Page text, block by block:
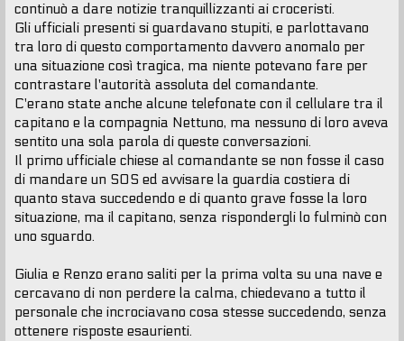
continuò a dare notizie tranquillizzanti ai croceristi.
Gli ufficiali presenti si guardavano stupiti, e parlottavano
tra loro di questo comportamento davvero anomalo per
una situazione così tragica, ma niente potevano fare per
contrastare l'autorità assoluta del comandante.
C'erano state anche alcune telefonate con il cellulare tra il
capitano e la compagnia Nettuno, ma nessuno di loro aveva
sentito una sola parola di queste conversazioni.
Il primo ufficiale chiese al comandante se non fosse il caso
di mandare un SOS ed avvisare la guardia costiera di
quanto stava succedendo e di quanto grave fosse la loro
situazione, ma il capitano, senza rispondergli lo fulminò con
uno sguardo.
Giulia e Renzo erano saliti per la prima volta su una nave e
cercavano di non perdere la calma, chiedevano a tutto il
personale che incrociavano cosa stesse succedendo, senza
ottenere risposte esaurienti.